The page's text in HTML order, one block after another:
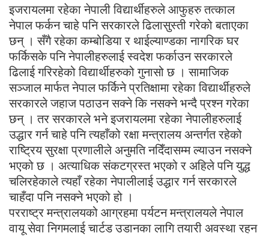
इजरायलमा रहेका नेपाली विद्यार्थीहरुले आफुहरु तत्काल
नेपाल फर्कन चाहे पनि सरकारले ढिलासुस्ती गरेको बताएका
छन् । सँगै रहेका कम्बोडिया र थाईल्याण्डका नागरिक घर
फर्किसके पनि नेपालीहरुलाई स्वदेश फर्काउन सरकारले
ढिलाई गरिरहेको विद्यार्थीहरुको गुनासो छ । सामाजिक
सञ्जाल मार्फत नेपाल फर्किने प्रतिक्षामा रहेका विद्यार्थीहरुले
सरकारले जहाज पठाउन सक्ने कि नसक्ने भन्दै प्रश्न गरेका
छन् । तर सरकारले भने इजरायलमा रहेका नेपालीहरुलाई
उद्धार गर्न चाहे पनि त्यहाँको रक्षा मन्त्रालय अन्तर्गत रहेको
राष्ट्रिय सुरक्षा प्रणालीले अनुमति नदिँदासम्म ल्याउन नसक्ने
भएको छ । अत्याधिक संकटग्रस्त भएको र अहिले पनि युद्ध
चलिरहेकाले त्यहाँ रहेका नेपालीलाई उद्धार गर्न सरकारले
चाहँदा पनि नसक्ने भएको हो ।
परराष्ट्र मन्त्रालयको आग्रहमा पर्यटन मन्त्रालयले नेपाल
वायू सेवा निगमलाई चार्टड उडानका लागि तयारी अवस्था रहन